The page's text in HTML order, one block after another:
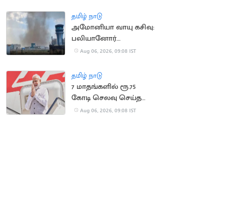
தமிழ் நாடு
அமோனியா வாயு கசிவு:
பலியானோர்
குடும்பங்களுக்கு ரூ.10
Aug 06, 2026, 09:08 IST
தமிழ் நாடு
7 மாதங்களில் ரூ.75
கோடி செலவு செய்த
பிரதமர் மோடி
Aug 06, 2026, 09:08 IST